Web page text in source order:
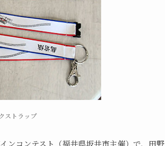
ストラップ
ンコンテスト（福井県坂井市主催）で、田野